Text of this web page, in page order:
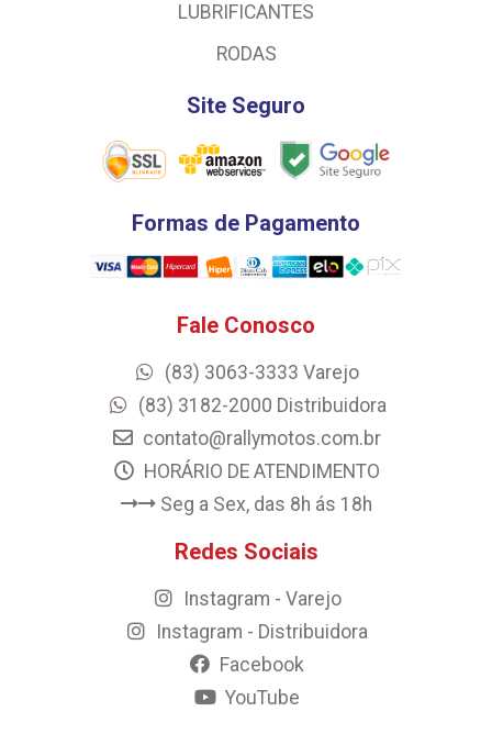
LUBRIFICANTES
RODAS
Site Seguro
Formas de Pagamento
Fale Conosco
(83) 3063-3333 Varejo
(83) 3182-2000 Distribuidora
contato@rallymotos.com.br
HORÁRIO DE ATENDIMENTO
Seg a Sex, das 8h ás 18h
Redes Sociais
Instagram - Varejo
Instagram - Distribuidora
Facebook
YouTube